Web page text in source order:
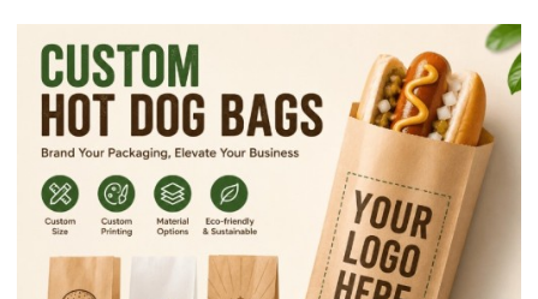
Por ello, el envasado libre de PFAS ya no se limita a
los materiales, sino que se está convirtiendo en una
capacidad técnica y normativa.